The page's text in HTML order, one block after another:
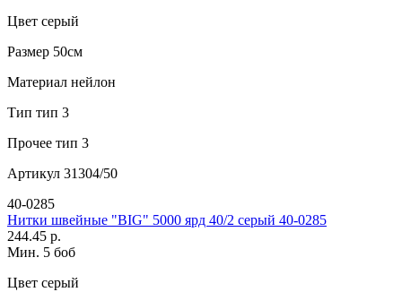
Цвет серый
Размер 50см
Материал нейлон
Тип тип 3
Прочее тип 3
Артикул 31304/50
40-0285
Нитки швейные "BIG" 5000 ярд 40/2 серый 40-0285
244.45 р.
Мин. 5 боб
Цвет серый